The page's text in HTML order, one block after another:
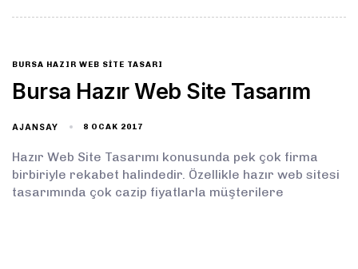
BURSA HAZIR WEB SITE TASARI
Bursa Hazır Web Site Tasarım
AJANSAY 8 OCAK 2017
Hazır Web Site Tasarımı konusunda pek çok firma
birbiriyle rekabet halindedir. Özellikle hazır web sitesi
tasarımında çok cazip fiyatlarla müşterilere